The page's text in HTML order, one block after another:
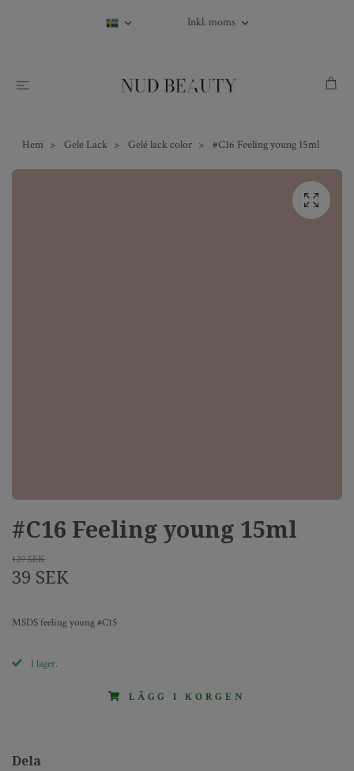
Inkl. moms
Hem Gele Lack Gelé lack color #C16 Feeling young 15ml
#C16 Feeling young 15ml
129 SEK
39 SEK
MSDS feeling young #C15
I lager.
LÄGG I KORGEN
Dela